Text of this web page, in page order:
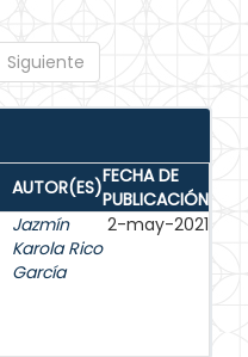
Siguiente
AUTOR(ES)FECHA DE
PUBLICACIÓN
Jazmín
Karola Rico
García
2-may-2021